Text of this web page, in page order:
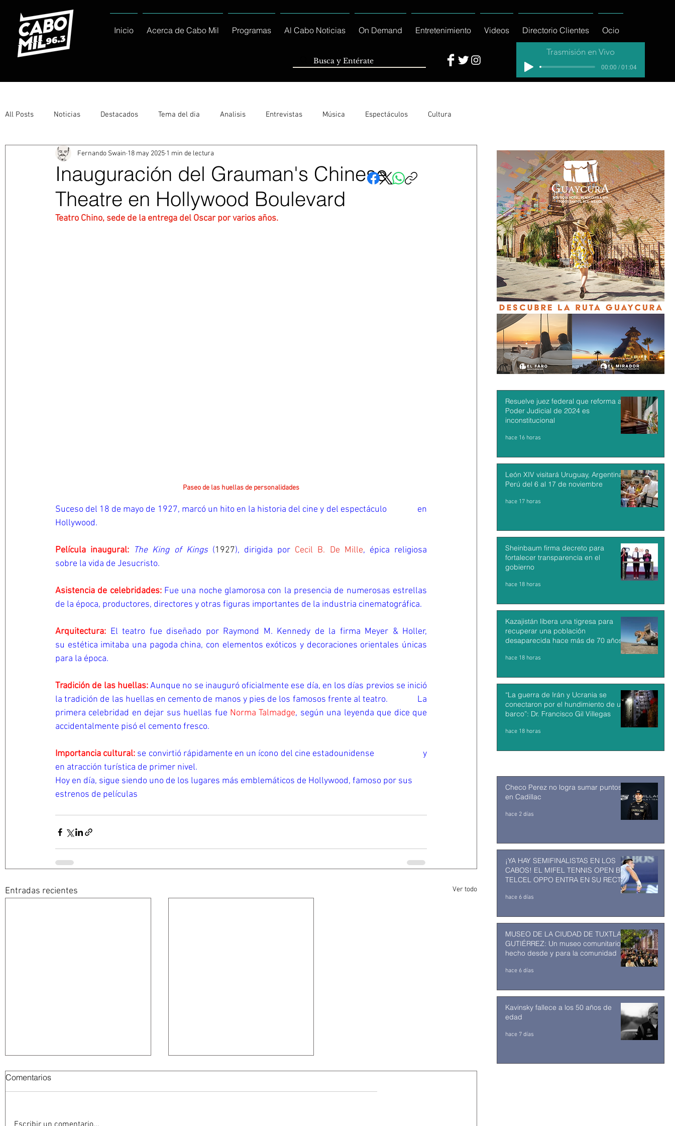
Inicio Acerca de Cabo Mil Programas Al Cabo Noticias On Demand Entretenimiento Videos Directorio Clientes Ocio
Trasmisión en Vivo
00:00 / 01:04
All Posts Noticias Destacados Tema del dia Analisis Entrevistas Música Espectáculos Cultura
Entérate Deportes La buena del día
Ayuntamiento de Los Cabos Informa Nacionales e Internacionales Columnas Locales Los Cabos
Inauguración del Grauman's Chinese
Theatre en Hollywood Boulevard
Fernando Swain 18 may 2025 1 min de lectura
Teatro Chino, sede de la entrega del Oscar por varios años.
Paseo de las huellas de personalidades
Suceso del 18 de mayo de 1927, marcó un hito en la historia del cine y del espectáculo               en
Hollywood.
Película inaugural: The King of Kings (1927), dirigida por Cecil B. De Mille, épica religiosa
sobre la vida de Jesucristo.
Asistencia de celebridades: Fue una noche glamorosa con la presencia de numerosas estrellas
de la época, productores, directores y otras figuras importantes de la industria cinematográfica.
Arquitectura: El teatro fue diseñado por Raymond M. Kennedy de la firma Meyer & Holler,
su estética imitaba una pagoda china, con elementos exóticos y decoraciones orientales únicas
para la época.
Tradición de las huellas: Aunque no se inauguró oficialmente ese día, en los días previos se inició
la tradición de las huellas en cemento de manos y pies de los famosos frente al teatro.              La
primera celebridad en dejar sus huellas fue Norma Talmadge, según una leyenda que dice que
accidentalmente pisó el cemento fresco.
Importancia cultural: se convirtió rápidamente en un ícono del cine estadounidense                       y
en atracción turística de primer nivel.
Hoy en día, sigue siendo uno de los lugares más emblemáticos de Hollywood, famoso por sus
estrenos de películas
Entradas recientes Ver todo
Comentarios
Resuelve juez federal que reforma al
Poder Judicial de 2024 es
inconstitucional
hace 16 horas
León XIV visitará Uruguay, Argentina y
Perú del 6 al 17 de noviembre
hace 17 horas
Sheinbaum firma decreto para
fortalecer transparencia en el
gobierno
hace 18 horas
Kazajistán libera una tigresa para
recuperar una población
desaparecida hace más de 70 años
hace 18 horas
“La guerra de Irán y Ucrania se
conectaron por el hundimiento de un
barco”: Dr. Francisco Gil Villegas
hace 18 horas
Checo Perez no logra sumar puntos
en Cadillac
hace 2 días
¡YA HAY SEMIFINALISTAS EN LOS
CABOS! EL MIFEL TENNIS OPEN BY
TELCEL OPPO ENTRA EN SU RECTA
hace 6 días
MUSEO DE LA CIUDAD DE TUXTLA
GUTIÉRREZ: Un museo comunitario
hecho desde y para la comunidad
hace 6 días
Kavinsky fallece a los 50 años de
edad
hace 7 días